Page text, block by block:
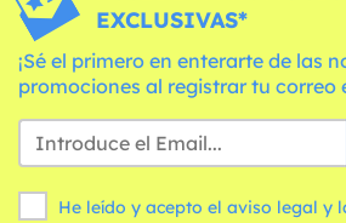
EXCLUSIVAS*
¡Sé el primero en enterarte de las
promociones al registrar tu correo
He leído y acepto el aviso legal y